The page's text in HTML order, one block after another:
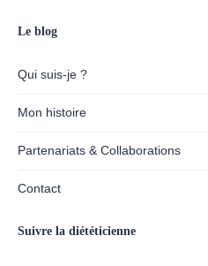
Le blog
Qui suis-je ?
Mon histoire
Partenariats & Collaborations
Contact
Suivre la diététicienne